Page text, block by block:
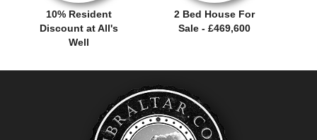
10% Resident
Discount at All's
Well
2 Bed House For
Sale - £469,600